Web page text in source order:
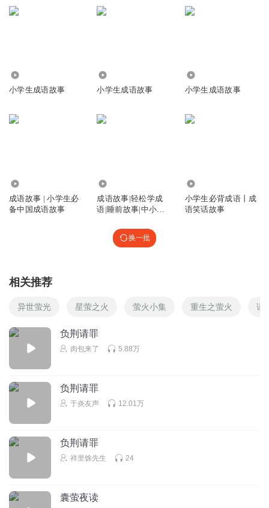
小学生成语故事 小学生成语故事 小学生成语故事
成语故事 | 小学生必
备中国成语故事
成语故事|轻松学成
语|睡前故事|中小学
小学生必背成语丨成
语笑话故事
换一批
相关推荐
异世萤光 星萤之火 萤火小集 重生之萤火 请
负荆请罪
肉包来了 5.88万
负荆请罪
于炎友声 12.01万
负荆请罪
祥里馀先生 24
囊萤夜读